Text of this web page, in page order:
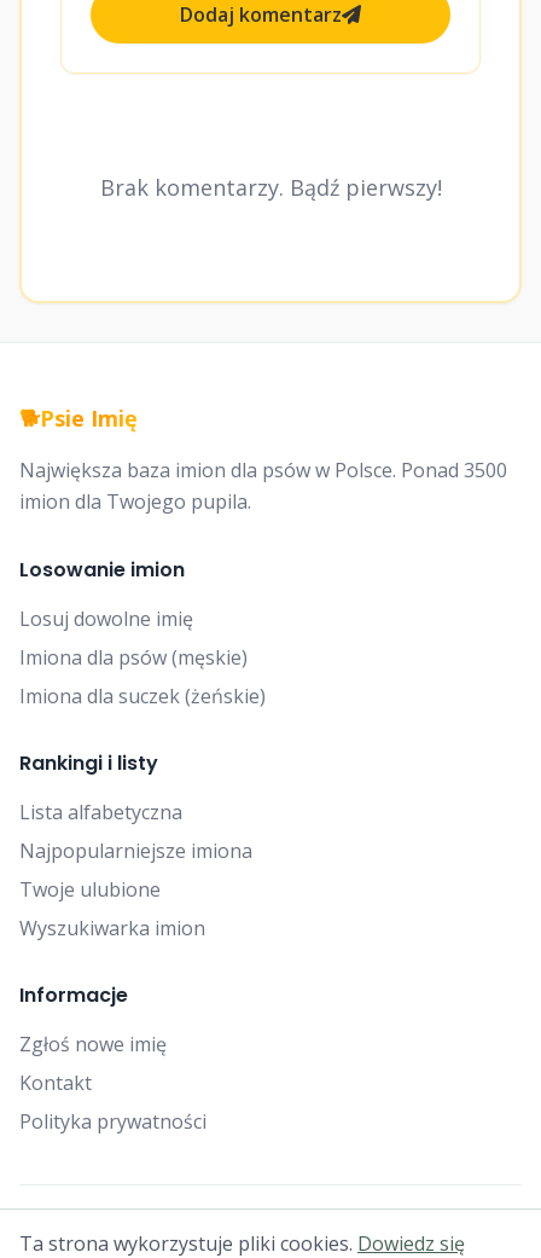
Dodaj komentarz
Brak komentarzy. Bądź pierwszy!
🐕Psie Imię
Największa baza imion dla psów w Polsce. Ponad 3500
imion dla Twojego pupila.
Losowanie imion
Losuj dowolne imię
Imiona dla psów (męskie)
Imiona dla suczek (żeńskie)
Rankingi i listy
Lista alfabetyczna
Najpopularniejsze imiona
Twoje ulubione
Wyszukiwarka imion
Informacje
Zgłoś nowe imię
Kontakt
Polityka prywatności
© 2025 Falcon Bytes. Wszelkie prawa zastrzeżone.
Ta strona wykorzystuje pliki cookies. Dowiedz się